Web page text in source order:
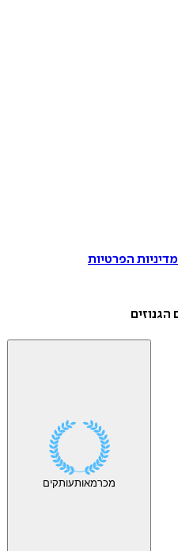
הפרטיות
מכרמאותעותקים